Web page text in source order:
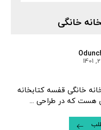
خانگی
خانگی قفسه کتابخانه
هست که در طراحی ...